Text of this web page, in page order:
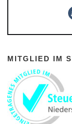
MITGLIED IM